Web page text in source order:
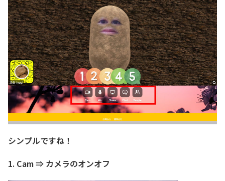
シンプルですね！
1. Cam ⇒ カメラのオンオフ